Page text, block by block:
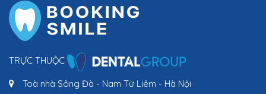
TRỰC THUỘC
Toà nhà Sông Đà - Nam Từ Liêm - Hà Nội